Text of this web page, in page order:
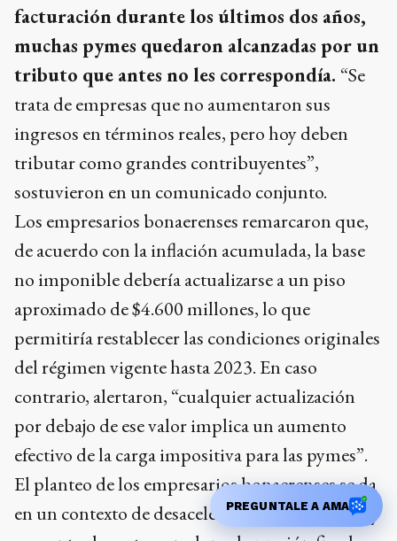
ingresos en términos reales, pero hoy deben
tributar como grandes contribuyentes”,
sostuvieron en un comunicado conjunto.
Los empresarios bonaerenses remarcaron que,
de acuerdo con la inflación acumulada, la base
no imponible debería actualizarse a un piso
aproximado de $4.600 millones, lo que
permitiría restablecer las condiciones originales
del régimen vigente hasta 2023. En caso
contrario, alertaron, “cualquier actualización
por debajo de ese valor implica un aumento
efectivo de la carga impositiva para las pymes”.
El planteo de los empresarios bonaerenses se da
en un contexto de desaceleración del consumo y
aumento de costos, en el que la presión fiscal
vuelve a ubicarse entre los principales factores
que restan competitividad al sector industrial
bonaerense. Desde las cámaras señalaron que el
PREGUNTALE A AMA